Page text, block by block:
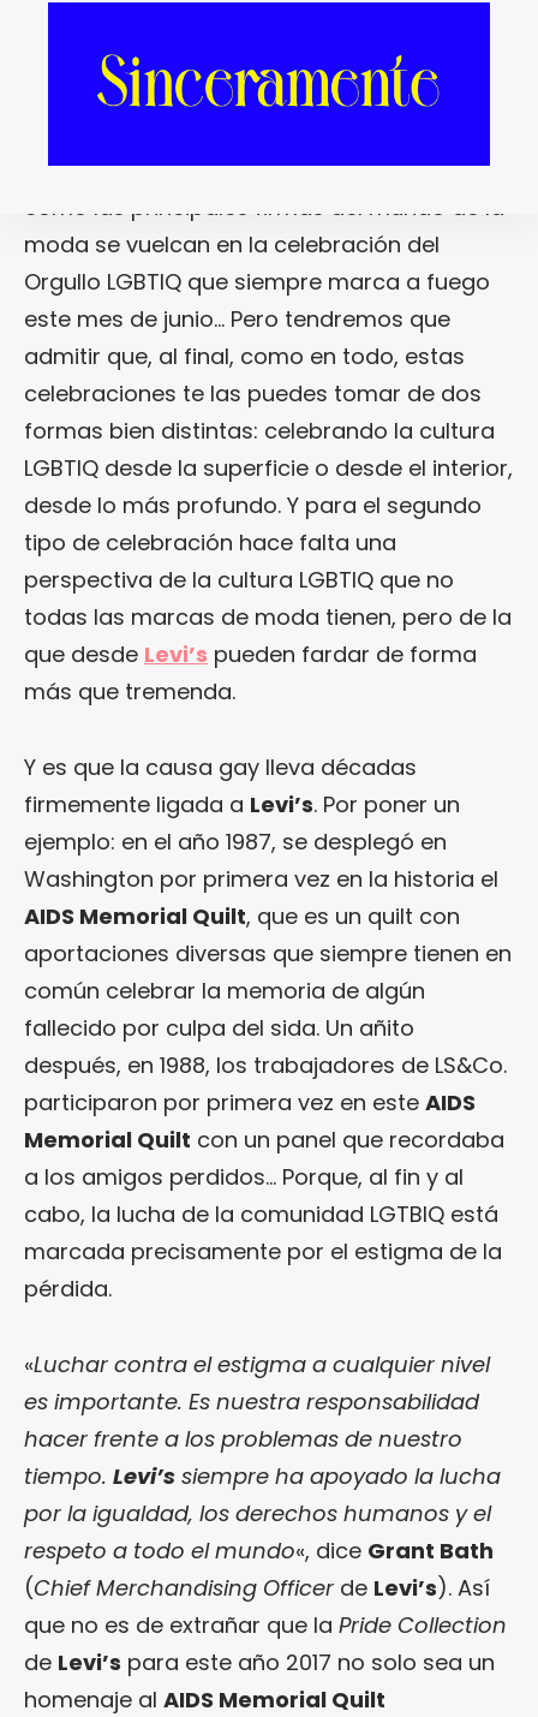
contra el estigma social.
Ya hace algunas semanitas que vemos
cómo las principales firmas del mundo de la
moda se vuelcan en la celebración del
Orgullo LGBTIQ que siempre marca a fuego
este mes de junio… Pero tendremos que
admitir que, al final, como en todo, estas
celebraciones te las puedes tomar de dos
formas bien distintas: celebrando la cultura
LGBTIQ desde la superficie o desde el interior,
desde lo más profundo. Y para el segundo
tipo de celebración hace falta una
perspectiva de la cultura LGBTIQ que no
todas las marcas de moda tienen, pero de la
que desde Levi’s pueden fardar de forma
más que tremenda.
Y es que la causa gay lleva décadas
firmemente ligada a Levi’s. Por poner un
ejemplo: en el año 1987, se desplegó en
Washington por primera vez en la historia el
AIDS Memorial Quilt, que es un quilt con
aportaciones diversas que siempre tienen en
común celebrar la memoria de algún
fallecido por culpa del sida. Un añito
después, en 1988, los trabajadores de LS&Co.
participaron por primera vez en este AIDS
Memorial Quilt con un panel que recordaba
a los amigos perdidos… Porque, al fin y al
cabo, la lucha de la comunidad LGTBIQ está
marcada precisamente por el estigma de la
pérdida.
«Luchar contra el estigma a cualquier nivel
es importante. Es nuestra responsabilidad
hacer frente a los problemas de nuestro
tiempo. Levi’s siempre ha apoyado la lucha
por la igualdad, los derechos humanos y el
respeto a todo el mundo«, dice Grant Bath
(Chief Merchandising Officer de Levi’s). Así
que no es de extrañar que la Pride Collection
de Levi’s para este año 2017 no solo sea un
homenaje al AIDS Memorial Quilt